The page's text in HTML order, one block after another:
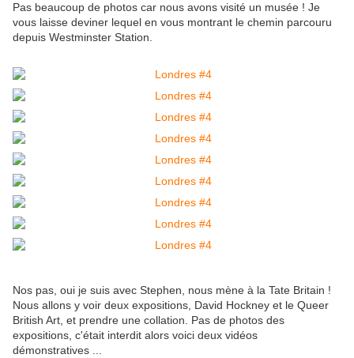
Pas beaucoup de photos car nous avons visité un musée ! Je
vous laisse deviner lequel en vous montrant le chemin parcouru
depuis Westminster Station.
Nos pas, oui je suis avec Stephen, nous mène à la Tate Britain !
Nous allons y voir deux expositions, David Hockney et le Queer
British Art, et prendre une collation. Pas de photos des
expositions, c'était interdit alors voici deux vidéos
démonstratives ...